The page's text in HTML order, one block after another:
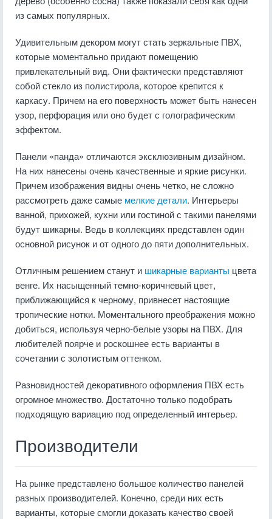
из самых популярных.
Удивительным декором могут стать зеркальные ПВХ,
которые моментально придают помещению
привлекательный вид. Они фактически представляют
собой стекло из полистирола, которое крепится к
каркасу. Причем на его поверхность может быть нанесен
узор, перфорация или оно будет с голографическим
эффектом.
Панели «панда» отличаются эксклюзивным дизайном.
На них нанесены очень качественные и яркие рисунки.
Причем изображения видны очень четко, не сложно
рассмотреть даже самые мелкие детали. Интерьеры
ванной, прихожей, кухни или гостиной с такими панелями
будут шикарны. Ведь в коллекциях представлен один
основной рисунок и от одного до пяти дополнительных.
Отличным решением станут и шикарные варианты цвета
венге. Их насыщенный темно-коричневый цвет,
приближающийся к черному, привнесет настоящие
тропические нотки. Моментального преображения можно
добиться, используя черно-белые узоры на ПВХ. Для
любителей поярче и роскошнее есть варианты в
сочетании с золотистым оттенком.
Разновидностей декоративного оформления ПВХ есть
огромное множество. Достаточно только подобрать
подходящую вариацию под определенный интерьер.
Производители
На рынке представлено большое количество панелей
разных производителей. Конечно, среди них есть
варианты, которые смогли доказать качество своей